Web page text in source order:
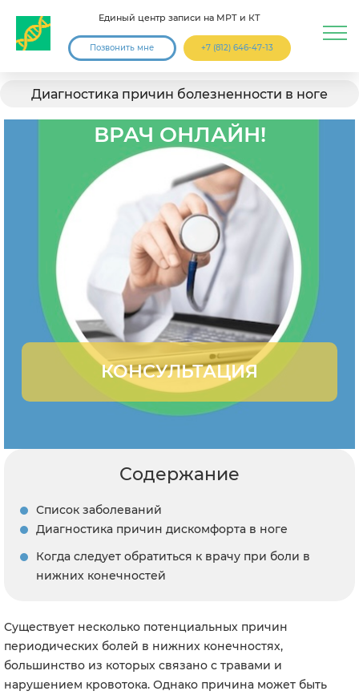
Единый центр записи на МРТ и КТ
Позвонить мне +7 (812) 646-47-13
Диагностика причин болезненности в ноге
КОНСУЛЬТАЦИЯ
ВРАЧ ОНЛАЙН!
Содержание
Список заболеваний
Диагностика причин дискомфорта в ноге
Когда следует обратиться к врачу при боли в
нижних конечностей
Существует несколько потенциальных причин
периодических болей в нижних конечностях,
большинство из которых связано с травами и
нарушением кровотока. Однако причина может быть